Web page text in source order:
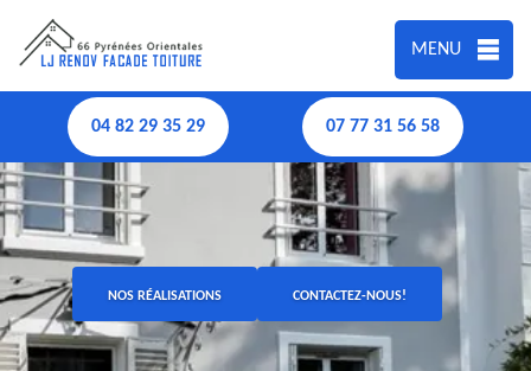
MENU
04 82 29 35 29 07 77 31 56 58
NOS RÉALISATIONS CONTACTEZ-NOUS!